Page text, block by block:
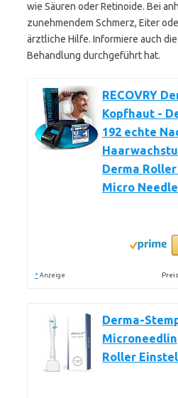
wie Säuren oder Retinoide. Bei
zunehmendem Schmerz, Eiter
ärztliche Hilfe. Informiere auch die
Behandlung durchgeführt hat.
RECOVRY
Kopfhaut -
192 echte
Derma
Micro
* Anzeige
Derma-
Roller